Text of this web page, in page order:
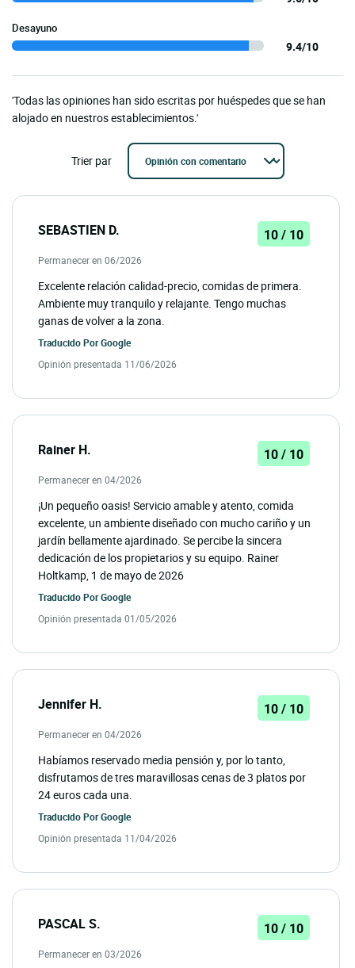
Desayuno
9.4/10
'Todas las opiniones han sido escritas por huéspedes que se han
alojado en nuestros establecimientos.'
Trier par
SEBASTIEN D. 10 / 10
Permanecer en 06/2026
Excelente relación calidad-precio, comidas de primera.
Ambiente muy tranquilo y relajante. Tengo muchas
ganas de volver a la zona.
Traducido PorGoogle
Opinión presentada 11/06/2026
Rainer H. 10 / 10
Permanecer en 04/2026
¡Un pequeño oasis! Servicio amable y atento, comida
excelente, un ambiente diseñado con mucho cariño y un
jardín bellamente ajardinado. Se percibe la sincera
dedicación de los propietarios y su equipo. Rainer
Holtkamp, 1 de mayo de 2026
Traducido PorGoogle
Opinión presentada 01/05/2026
Jennifer H. 10 / 10
Permanecer en 04/2026
Habíamos reservado media pensión y, por lo tanto,
disfrutamos de tres maravillosas cenas de 3 platos por
24 euros cada una.
Traducido PorGoogle
Opinión presentada 11/04/2026
PASCAL S. 10 / 10
Permanecer en 03/2026